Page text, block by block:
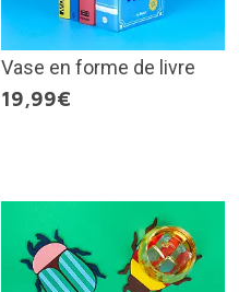
Vase en forme de livre
19,99€